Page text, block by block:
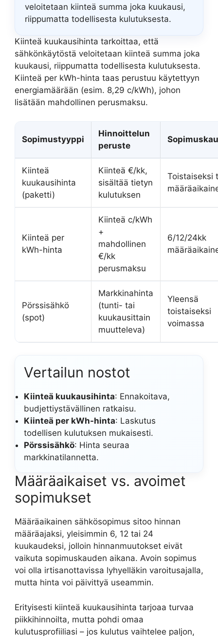
veloitetaan kiinteä summa joka kuukausi,
riippumatta todellisesta kulutuksesta.
Kiinteä kuukausihinta tarkoittaa, että
sähkönkäytöstä veloitetaan kiinteä summa joka
kuukausi, riippumatta todellisesta kulutuksesta.
Kiinteä per kWh-hinta taas perustuu käytettyyn
energiamäärään (esim. 8,29 c/kWh), johon
lisätään mahdollinen perusmaksu.
Sopimustyyppi
Hinnoittelun
peruste
Kiinteä
kuukausihinta
(paketti)
Kiinteä €/kk,
sisältää tietyn
kulutuksen
Toistaiseksi
Kiinteä per
kWh-hinta
Kiinteä c/kWh
+
mahdollinen
€/kk
perusmaksu
6/12/24kk
Pörssisähkö
(spot)
Markkinahinta
(tunti- tai
kuukausittain
muutteleva)
Yleensä
toistaiseksi
voimassa
Vertailun nostot
Kiinteä kuukausihinta: Ennakoitava,
budjettiystävällinen ratkaisu.
Kiinteä per kWh-hinta: Laskutus
todellisen kulutuksen mukaisesti.
Pörssisähkö: Hinta seuraa
markkinatilannetta.
Määräaikaiset vs. avoimet
sopimukset
Määräaikainen sähkösopimus sitoo hinnan
määräajaksi, yleisimmin 6, 12 tai 24
kuukaudeksi, jolloin hinnanmuutokset eivät
vaikuta sopimuskauden aikana. Avoin sopimus
voi olla irtisanottavissa lyhyelläkin varoitusajalla,
mutta hinta voi päivittyä useammin.
Erityisesti kiinteä kuukausihinta tarjoaa turvaa
piikkihinnoilta, mutta pohdi omaa
kulutusprofiiliasi – jos kulutus vaihtelee paljon,